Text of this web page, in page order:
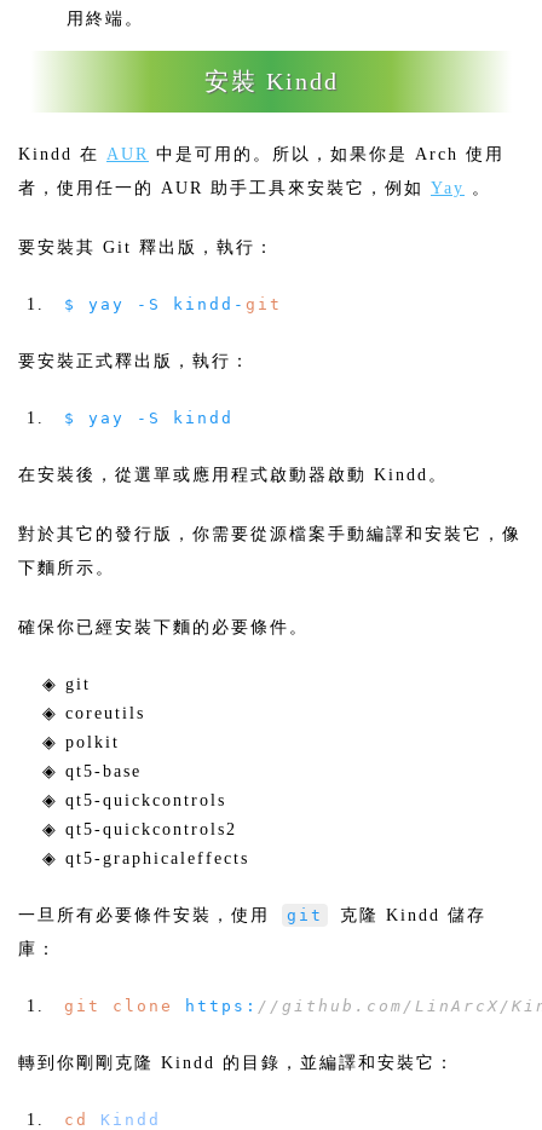
用終端。
安裝 Kindd
Kindd 在 AUR 中是可用的。所以，如果你是 Arch 使用
者，使用任一的 AUR 助手工具來安裝它，例如 Yay 。
要安裝其 Git 釋出版，執行：
$ yay - S kindd - git
要安裝正式釋出版，執行：
$ yay - S kindd
在安裝後，從選單或應用程式啟動器啟動 Kindd。
對於其它的發行版，你需要從源檔案手動編譯和安裝它，像
下麵所示。
確保你已經安裝下麵的必要條件。
◈ git
◈ coreutils
◈ polkit
◈ qt5-base
◈ qt5-quickcontrols
◈ qt5-quickcontrols2
◈ qt5-graphicaleffects
一旦所有必要條件安裝，使用 git
克隆 Kindd 儲存
庫：
git clone https : //github.com/LinArcX/
轉到你剛剛克隆 Kindd 的目錄，並編譯和安裝它：
cd Kindd